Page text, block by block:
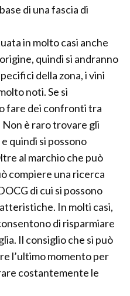
di una fascia di
in molto casi anche
quindi si andranno
della zona, i vini
noti. Se si
fare dei confronti tra
è raro trovare gli
quindi si possono
al marchio che può
compiere una ricerca
di cui si possono
In molti casi,
di risparmiare
Il consiglio che si può
l’ultimo momento per
costantemente le